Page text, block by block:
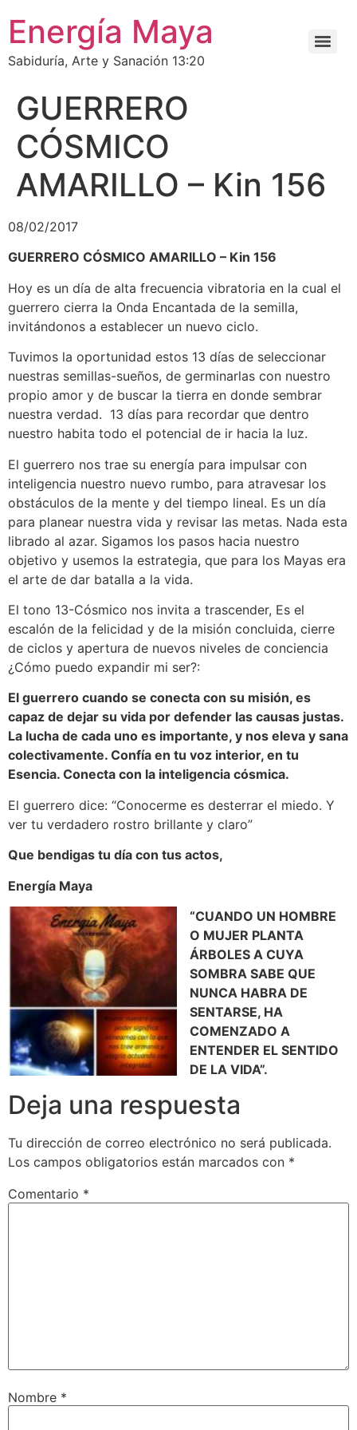
Energía Maya
Sabiduría, Arte y Sanación 13:20
GUERRERO
CÓSMICO
AMARILLO – Kin 156
08/02/2017
GUERRERO CÓSMICO AMARILLO – Kin 156
Hoy es un día de alta frecuencia vibratoria en la cual el
guerrero cierra la Onda Encantada de la semilla,
invitándonos a establecer un nuevo ciclo.
Tuvimos la oportunidad estos 13 días de seleccionar
nuestras semillas-sueños, de germinarlas con nuestro
propio amor y de buscar la tierra en donde sembrar
nuestra verdad. 13 días para recordar que dentro
nuestro habita todo el potencial de ir hacia la luz.
El guerrero nos trae su energía para impulsar con
inteligencia nuestro nuevo rumbo, para atravesar los
obstáculos de la mente y del tiempo lineal. Es un día
para planear nuestra vida y revisar las metas. Nada esta
librado al azar. Sigamos los pasos hacia nuestro
objetivo y usemos la estrategia, que para los Mayas era
el arte de dar batalla a la vida.
El tono 13-Cósmico nos invita a trascender, Es el
escalón de la felicidad y de la misión concluida, cierre
de ciclos y apertura de nuevos niveles de conciencia
¿Cómo puedo expandir mi ser?:
El guerrero cuando se conecta con su misión, es
capaz de dejar su vida por defender las causas justas.
La lucha de cada uno es importante, y nos eleva y sana
colectivamente. Confía en tu voz interior, en tu
Esencia. Conecta con la inteligencia cósmica.
El guerrero dice: “Conocerme es desterrar el miedo. Y
ver tu verdadero rostro brillante y claro”
Que bendigas tu día con tus actos,
Energía Maya
“CUANDO UN HOMBRE
O MUJER PLANTA
ÁRBOLES A CUYA
SOMBRA SABE QUE
NUNCA HABRA DE
SENTARSE, HA
COMENZADO A
ENTENDER EL SENTIDO
DE LA VIDA”.
Deja una respuesta
Tu dirección de correo electrónico no será publicada.
Los campos obligatorios están marcados con *
Comentario *
Nombre *